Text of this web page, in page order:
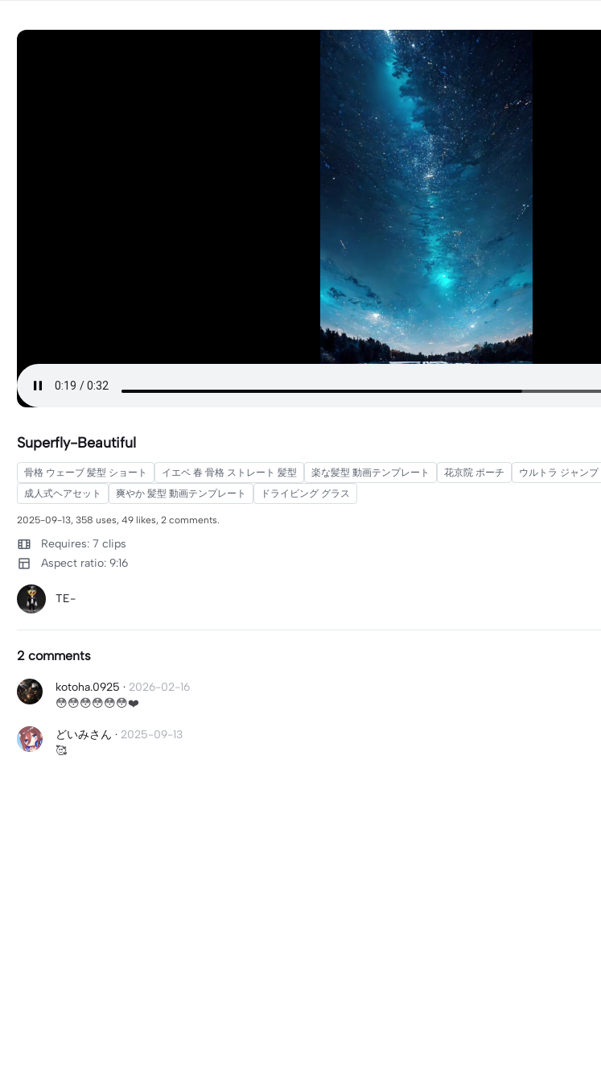
Superfly-Beautiful
骨格 ウェーブ 髪型 ショート イエベ 春 骨格 ストレート 髪型 楽な髪型 動画テンプレート 花京院 ポーチ ウルトラ ジャンプ
成人式ヘアセット
爽やか 髪型 動画テンプレート ドライビング グラス
2025-09-13, 358 uses, 49 likes, 2 comments.
Requires: 7 clips
Aspect ratio: 9:16
TE-
2 comments
kotoha.0925 · 2026-02-16
😳😳😳😳😳😳❤️
どいみさん · 2025-09-13
🥰